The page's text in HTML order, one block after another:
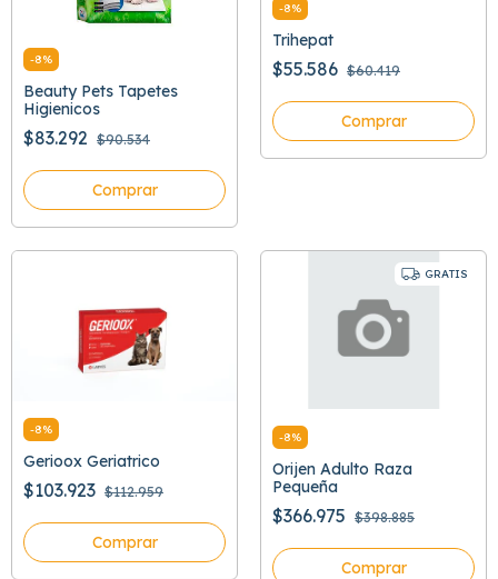
-8%
Beauty Pets Tapetes
Higienicos
$83.292 $90.534
Comprar
-8%
Trihepat
$55.586 $60.419
Comprar
-8%
Gerioox Geriatrico
$103.923 $112.959
Comprar
GRATIS
-8%
Orijen Adulto Raza
Pequeña
$366.975 $398.885
Comprar